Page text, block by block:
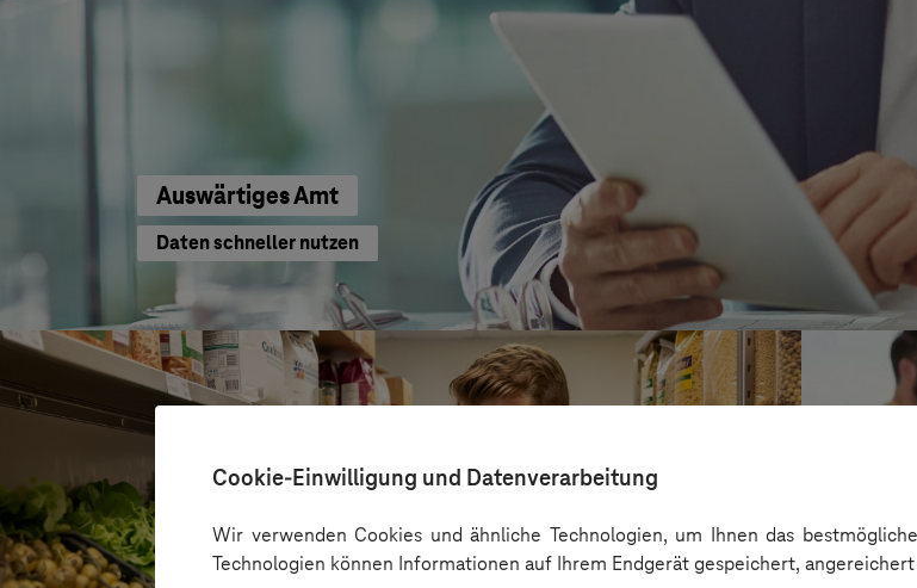
Cookie-Einwilligung und Datenverarbeitung
Wir verwenden Cookies und ähnliche Technologien, um Ihnen das
Technologien können Informationen auf Ihrem Endgerät gespeichert,
Auswärtiges Amt
Daten schneller nutzen